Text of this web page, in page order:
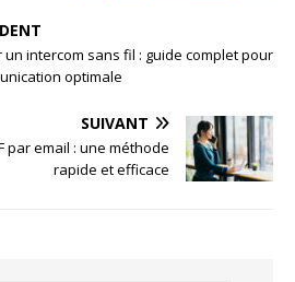
un intercom sans fil : guide complet pour
optimale
SUIVANT
par email : une méthode
rapide et efficace